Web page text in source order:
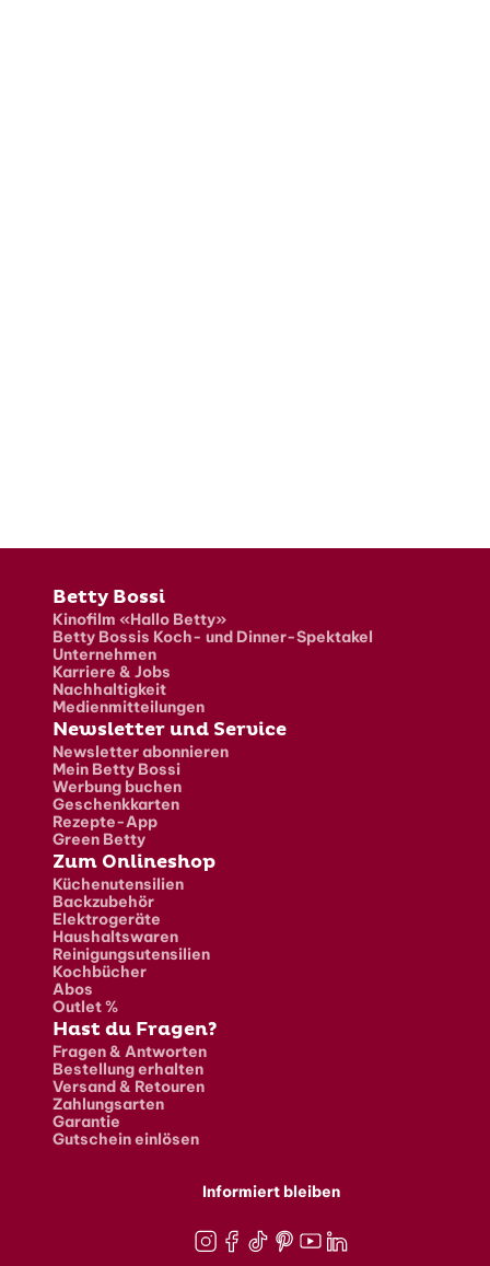
Fusszeile
Betty Bossi
Kinofilm «Hallo Betty»
Betty Bossis Koch- und Dinner-Spektakel
Unternehmen
Karriere & Jobs
Nachhaltigkeit
Medienmitteilungen
Newsletter und Service
Newsletter abonnieren
Mein Betty Bossi
Werbung buchen
Geschenkkarten
Rezepte-App
Green Betty
Zum Onlineshop
Küchenutensilien
Backzubehör
Elektrogeräte
Haushaltswaren
Reinigungsutensilien
Kochbücher
Abos
Outlet %
Hast du Fragen?
Fragen & Antworten
Bestellung erhalten
Versand & Retouren
Zahlungsarten
Garantie
Gutschein einlösen
Informiert bleiben